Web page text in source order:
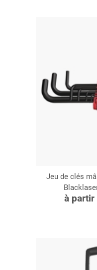
Jeu de clés
à partir